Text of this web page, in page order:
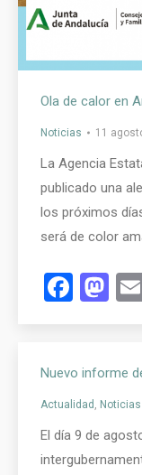
Ola de calor en
Noticias 11
La Agencia
publicado una
los próximos
será de color
Nuevo informe
Actualidad , Noticias
El día 9 de